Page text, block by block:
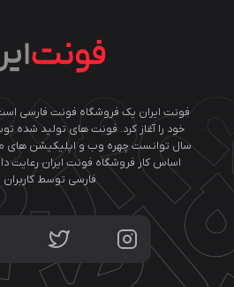
خود را آغاز کرد. فونت های تولید شده
سال توانست چهره وب و اپلیکیشن های
اساس کار فروشگاه فونت ایران رعایت
فارسی توسط